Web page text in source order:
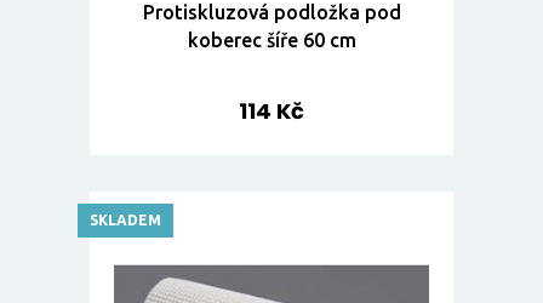
Protiskluzová podložka pod
koberec šíře 60 cm
114 Kč
SKLADEM